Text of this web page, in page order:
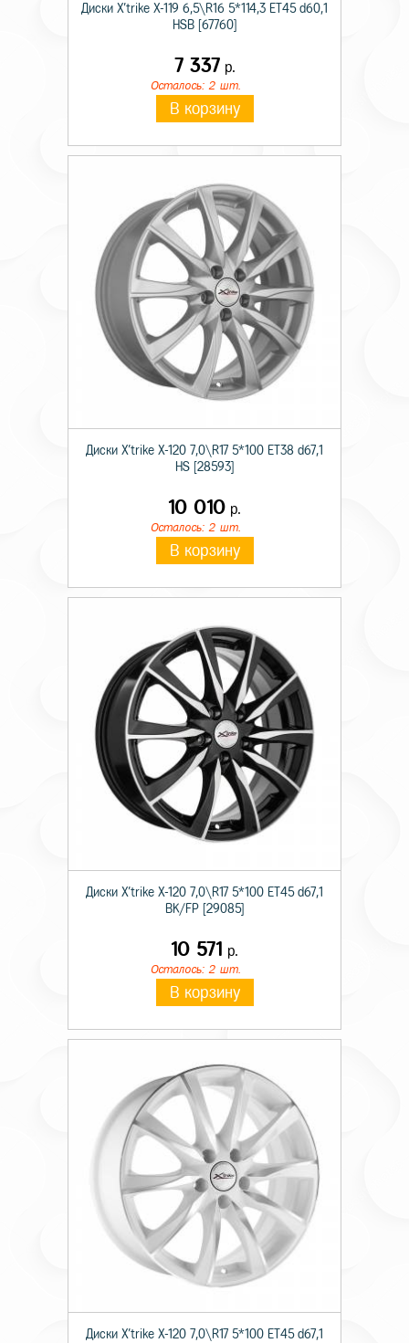
Диски X'trike X-119 6,5\R16 5*114,3 ET45 d60,1
HSB [67760]
7 337 р.
Осталось: 2 шт.
В корзину
Диски X'trike X-120 7,0\R17 5*100 ET38 d67,1
HS [28593]
10 010 р.
Осталось: 2 шт.
В корзину
Диски X'trike X-120 7,0\R17 5*100 ET45 d67,1
BK/FP [29085]
10 571 р.
Осталось: 2 шт.
В корзину
Диски X'trike X-120 7,0\R17 5*100 ET45 d67,1